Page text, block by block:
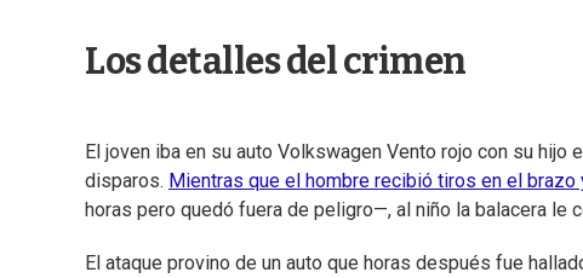
Los detalles del crimen
El joven iba en su auto Volkswagen Vento rojo con su hijo
disparos. Mientras que el hombre recibió tiros en el
horas pero quedó fuera de peligro—, al niño la balacera le
El ataque provino de un auto que horas después fue